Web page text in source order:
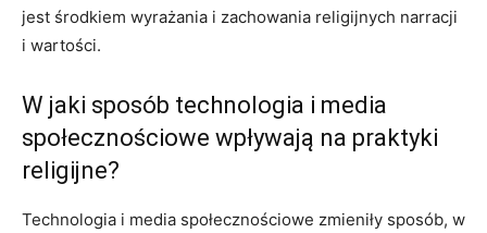
jest środkiem wyrażania i zachowania religijnych narracji
i wartości.
W jaki sposób technologia i media
społecznościowe wpływają na praktyki
religijne?
Technologia i media społecznościowe zmieniły sposób, w